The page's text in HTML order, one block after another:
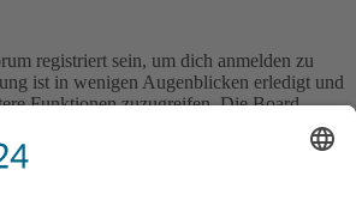
registriert sein, um dich anmelden zu
ist in wenigen Augenblicken erledigt und
Funktionen zuzugreifen. Die Board-
Benutzern auch zusätzliche
Beachte bitte unsere
die verwandten Regelungen, bevor du